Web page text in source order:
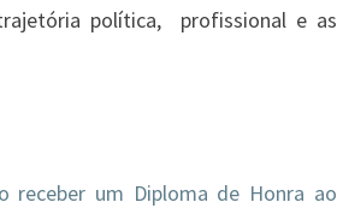
política, profissional e as
receber um Diploma de Honra ao